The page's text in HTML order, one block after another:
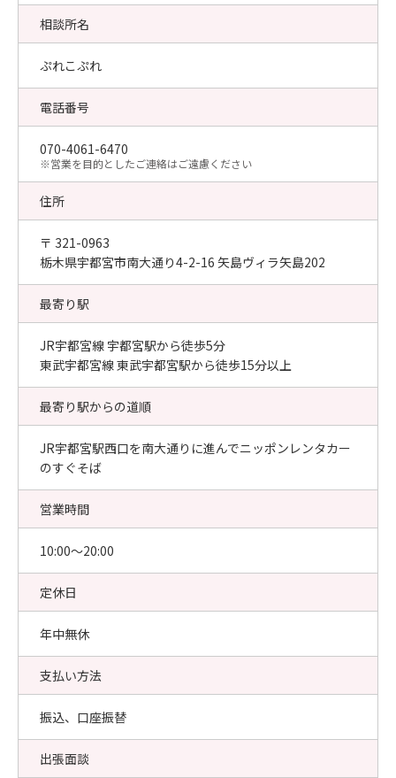
相談所名
ぷれこぷれ
電話番号
070-4061-6470
​※営業を目的としたご連絡はご遠慮ください
住所
〒 321-0963
栃木県宇都宮市南大通り4-2-16 矢島ヴィラ矢島202
最寄り駅
JR宇都宮線 宇都宮駅から徒歩5分
東武宇都宮線 東武宇都宮駅から徒歩15分以上
最寄り駅からの道順
JR宇都宮駅西口を南大通りに進んでニッポンレンタカー
のすぐそば
営業時間
10:00〜20:00
定休日
年中無休
支払い方法
振込、口座振替
出張面談